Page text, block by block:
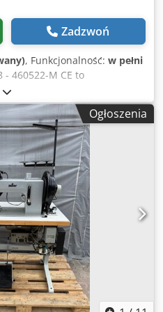
Zadzwoń
, Funkcjonalność: w pełni
460522-M CE to
słupowa klasy M-TYPE,
produkcji obuwia oraz
cechą są wyłączane
obszywanie
Najważniejsze cechy
Wyposażona w potrójny
oraz napędzaną górną
materiałów o
igły: Możliwość odłączenia
idealna do
ściegów
Automatyka: Posiada
(Direct Drive) oraz
nici. Pozycjonowanie igły.
ściegu).
Rytrjfx Apvjck
Ogłoszenia